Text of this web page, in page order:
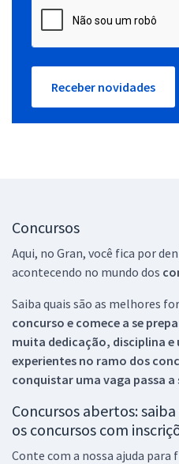
Receber novidades
Concursos
Aqui, no Gran, você fica por
acontecendo no mundo dos
Saiba quais são as melhores
concurso e comece a se
muita dedicação, disciplina
experientes no ramo dos
conquistar uma vaga passa a
Concursos abertos:
os concursos com
Conte com a nossa ajuda para